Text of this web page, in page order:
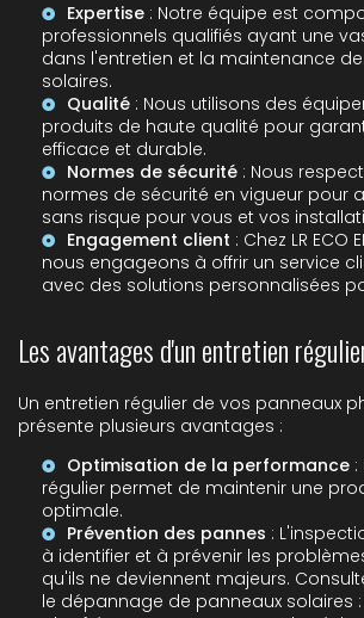
Expertise : Notre équipe est
professionnels qualifiés ayant une
dans l'entretien et la maintenance
solaires.
Qualité : Nous utilisons des
produits de haute qualité pour
efficace et durable.
Normes de sécurité : Nous
normes de sécurité en vigueur pour
sans risque pour vous et vos
Engagement client : Chez LR ECO
nous engageons à offrir un service
avec des solutions personnalisées
Les avantages d'un entretien
Un entretien régulier de vos panneaux
présente plusieurs avantages :
Optimisation de la performance
régulier permet de maintenir une
optimale.
Prévention des pannes :
à identifier et à prévenir les
qu'ils ne deviennent majeurs.
le dépannage de panneaux solaires